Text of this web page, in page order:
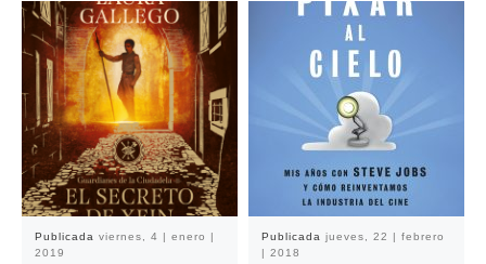
Publicada viernes, 4 | enero |
2019
Publicada jueves, 22 | febrero
| 2018